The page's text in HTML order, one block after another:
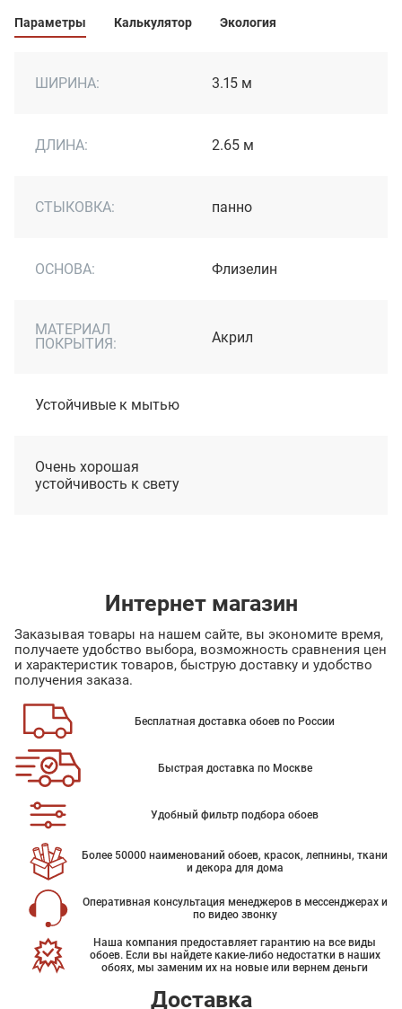
Параметры Калькулятор Экология
ШИРИНА: 3.15 м
ДЛИНА: 2.65 м
СТЫКОВКА: панно
ОСНОВА: Флизелин
МАТЕРИАЛ
ПОКРЫТИЯ:
Акрил
Устойчивые к мытью
Очень хорошая
устойчивость к свету
Интернет магазин
Заказывая товары на нашем сайте, вы экономите время,
получаете удобство выбора, возможность сравнения цен
и характеристик товаров, быструю доставку и удобство
получения заказа.
Бесплатная доставка обоев по России
Быстрая доставка по Москве
Удобный фильтр подбора обоев
Более 50000 наименований обоев, красок, лепнины, ткани
и декора для дома
Оперативная консультация менеджеров в мессенджерах и
по видео звонку
Наша компания предоставляет гарантию на все виды
обоев. Если вы найдете какие-либо недостатки в наших
обоях, мы заменим их на новые или вернем деньги
Доставка